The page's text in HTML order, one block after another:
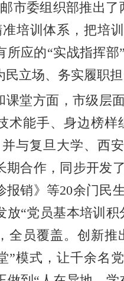
市委组织部推出了
培训体系，把培
所应的“实战指挥部
立场、务实履职担
课堂方面，市级层
术能手、身边榜样
与复旦大学、西
期合作，同步开发
报销》等20余门民
放“党员基本培训积
全员覆盖。创新推
”模式，让千余名